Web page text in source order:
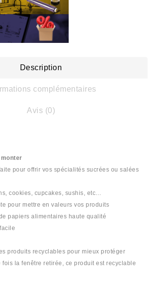
Description
complémentaires
Avis (0)
pour offrir vos spécialités sucrées ou salées
cookies, cupcakes, sushis, etc…
pour mettre en valeurs vos produits
papiers alimentaires haute qualité
produits recyclables pour mieux protéger
fois la fenêtre retirée, ce produit est recyclable